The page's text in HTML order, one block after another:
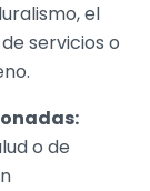
el
servicios o
o de